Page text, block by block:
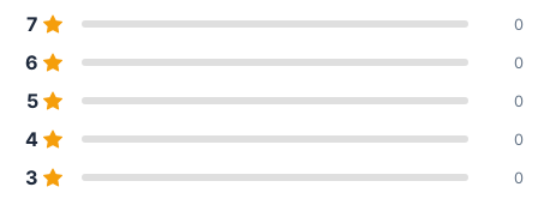
7 0
6 0
5 0
4 0
3 0